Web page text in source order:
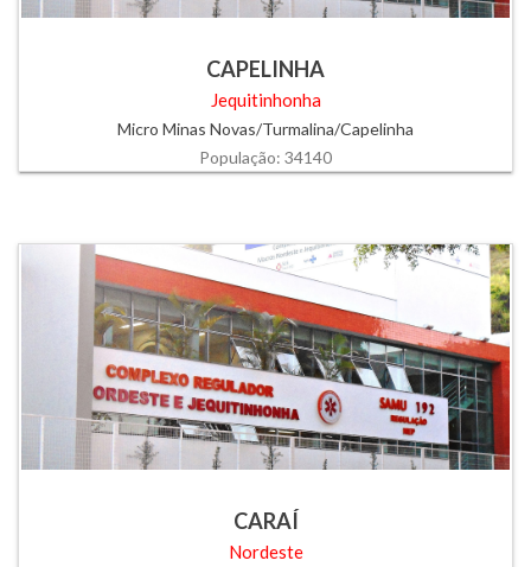
CAPELINHA
Jequitinhonha
Micro Minas Novas/Turmalina/Capelinha
População: 34140
CARAÍ
Nordeste